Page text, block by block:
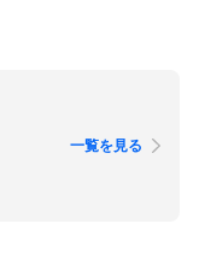
一覧を見る